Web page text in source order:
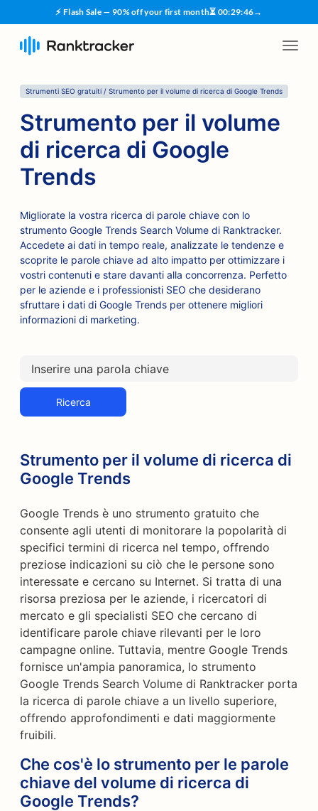
⚡ Flash Sale — 90% off your first month⏳ 00:29:45→
Strumenti SEO gratuiti / Strumento per il volume di ricerca di Google Trends
Strumento per il volume
di ricerca di Google
Trends
Migliorate la vostra ricerca di parole chiave con lo
strumento Google Trends Search Volume di Ranktracker.
Accedete ai dati in tempo reale, analizzate le tendenze e
scoprite le parole chiave ad alto impatto per ottimizzare i
vostri contenuti e stare davanti alla concorrenza. Perfetto
per le aziende e i professionisti SEO che desiderano
sfruttare i dati di Google Trends per ottenere migliori
informazioni di marketing.
Ricerca
Strumento per il volume di ricerca di
Google Trends
Google Trends è uno strumento gratuito che
consente agli utenti di monitorare la popolarità di
specifici termini di ricerca nel tempo, offrendo
preziose indicazioni su ciò che le persone sono
interessate e cercano su Internet. Si tratta di una
risorsa preziosa per le aziende, i ricercatori di
mercato e gli specialisti SEO che cercano di
identificare parole chiave rilevanti per le loro
campagne online. Tuttavia, mentre Google Trends
fornisce un'ampia panoramica, lo strumento
Google Trends Search Volume di Ranktracker porta
la ricerca di parole chiave a un livello superiore,
offrendo approfondimenti e dati maggiormente
fruibili.
Che cos'è lo strumento per le parole
chiave del volume di ricerca di
Google Trends?